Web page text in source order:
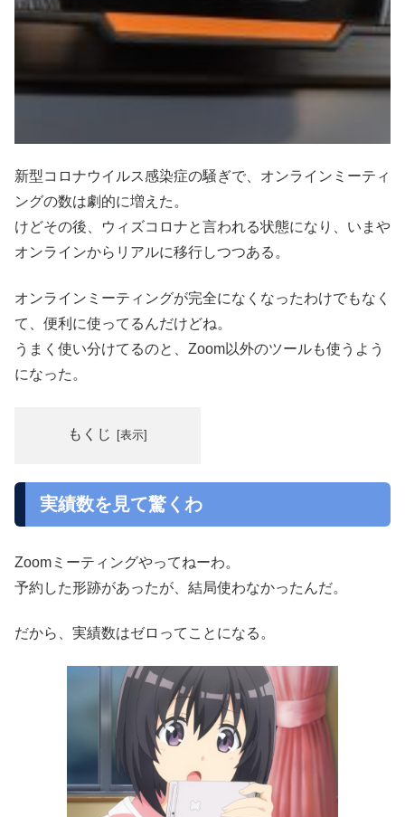
新型コロナウイルス感染症の騒ぎで、オンラインミーティ
ングの数は劇的に増えた。
けどその後、ウィズコロナと言われる状態になり、いまや
オンラインからリアルに移行しつつある。
オンラインミーティングが完全になくなったわけでもなく
て、便利に使ってるんだけどね。
うまく使い分けてるのと、Zoom以外のツールも使うよう
になった。
もくじ
実績数を見て驚くわ
Zoomミーティングやってねーわ。
予約した形跡があったが、結局使わなかったんだ。
だから、実績数はゼロってことになる。